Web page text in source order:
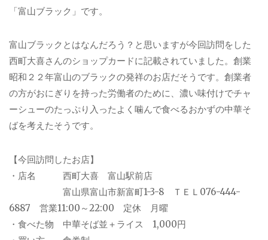
「富山ブラック」です。
富山ブラックとはなんだろう？と思いますが今回訪問をした
西町大喜さんのショップカードに記載されていました。創業
昭和２２年富山のブラックの発祥のお店だそうです。創業者
の方がおにぎりを持った労働者のために、濃い味付けでチャ
ーシューのたっぷり入ったよく噛んで食べるおかずの中華そ
ばを考えたそうです。
【今回訪問したお店】
・店名 西町大喜 富山駅前店
富山県富山市新富町1-3-8 ＴＥＬ076-444-
6887 営業11:00～22:00 定休 月曜
・食べた物 中華そば並＋ライス 1,000円